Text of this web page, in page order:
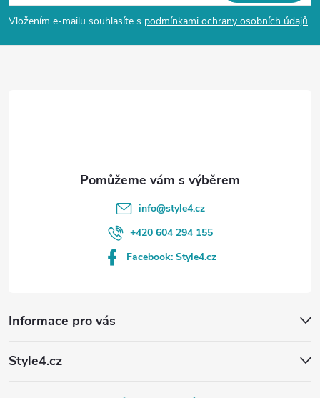
pVložením e-mailu souhlasíte s podmínkami ochrany osobních údajů
Informace pro vás
Style4.cz
info@style4.cz
+420 604 294 155
Facebook: Style4.cz